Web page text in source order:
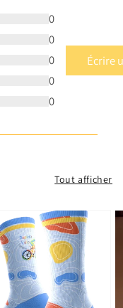
0
0
0
0
0
Écrire
Tout afficher